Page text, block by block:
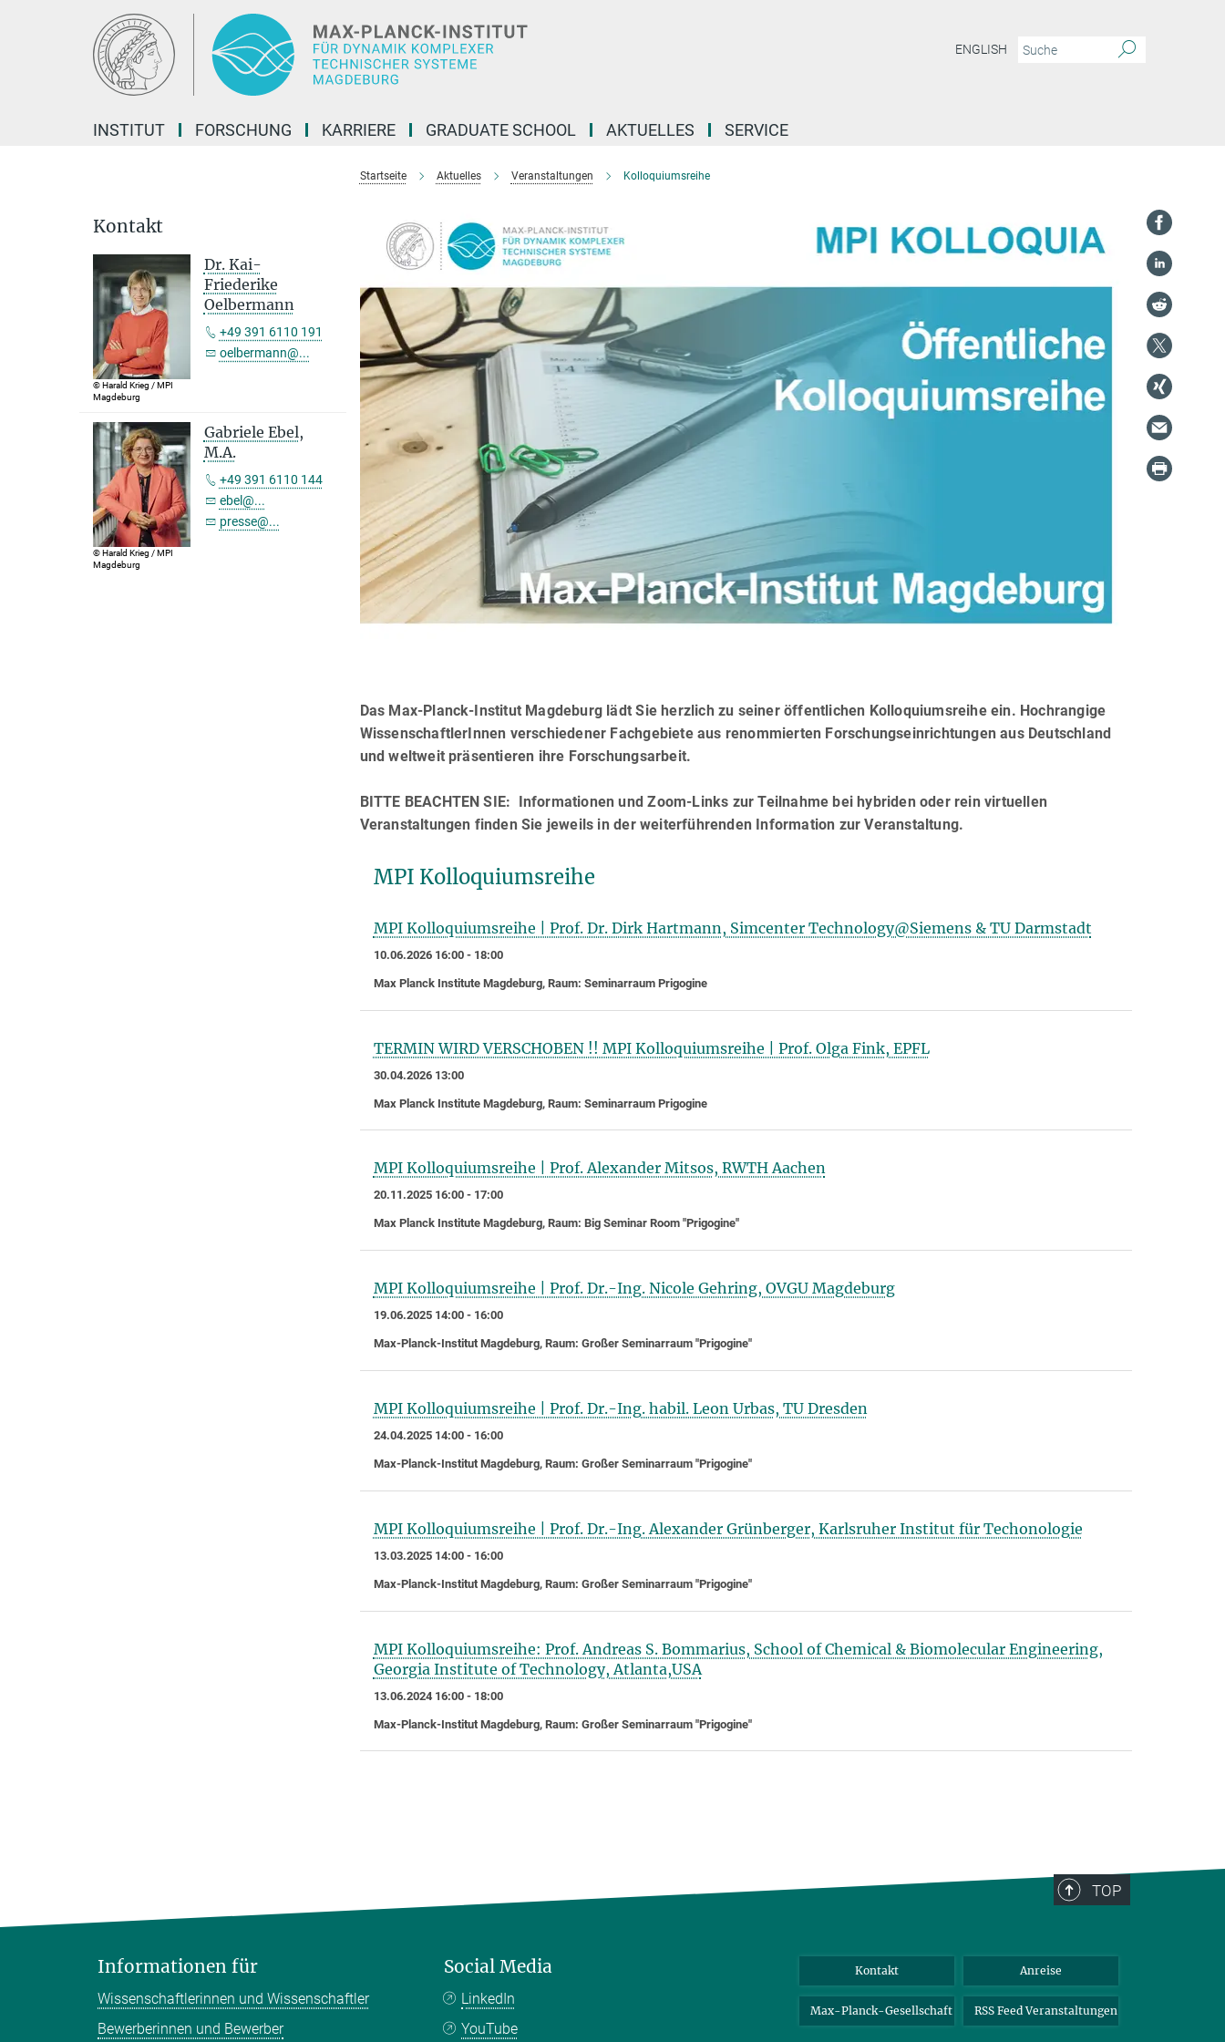
ENGLISH
INSTITUT FORSCHUNG KARRIERE GRADUATE SCHOOL AKTUELLES SERVICE
Startseite Aktuelles Veranstaltungen Kolloquiumsreihe
Das Max-Planck-Institut Magdeburg lädt Sie herzlich zu seiner öffentlichen Kolloquiumsreihe ein. Hochrangige
WissenschaftlerInnen verschiedener Fachgebiete aus renommierten Forschungseinrichtungen aus Deutschland
und weltweit präsentieren ihre Forschungsarbeit.
BITTE BEACHTEN SIE: Informationen und Zoom-Links zur Teilnahme bei hybriden oder rein virtuellen
Veranstaltungen finden Sie jeweils in der weiterführenden Information zur Veranstaltung.
MPI Kolloquiumsreihe
MPI Kolloquiumsreihe | Prof. Dr. Dirk Hartmann, Simcenter Technology@Siemens & TU Darmstadt
10.06.2026 16:00 - 18:00
Max Planck Institute Magdeburg, Raum: Seminarraum Prigogine
TERMIN WIRD VERSCHOBEN !! MPI Kolloquiumsreihe | Prof. Olga Fink, EPFL
30.04.2026 13:00
Max Planck Institute Magdeburg, Raum: Seminarraum Prigogine
MPI Kolloquiumsreihe | Prof. Alexander Mitsos, RWTH Aachen
20.11.2025 16:00 - 17:00
Max Planck Institute Magdeburg, Raum: Big Seminar Room "Prigogine"
MPI Kolloquiumsreihe | Prof. Dr.-Ing. Nicole Gehring, OVGU Magdeburg
19.06.2025 14:00 - 16:00
Max-Planck-Institut Magdeburg, Raum: Großer Seminarraum "Prigogine"
MPI Kolloquiumsreihe | Prof. Dr.-Ing. habil. Leon Urbas, TU Dresden
24.04.2025 14:00 - 16:00
Max-Planck-Institut Magdeburg, Raum: Großer Seminarraum "Prigogine"
MPI Kolloquiumsreihe | Prof. Dr.-Ing. Alexander Grünberger, Karlsruher Institut für Techonologie
13.03.2025 14:00 - 16:00
Max-Planck-Institut Magdeburg, Raum: Großer Seminarraum "Prigogine"
MPI Kolloquiumsreihe: Prof. Andreas S. Bommarius, School of Chemical & Biomolecular Engineering,
Georgia Institute of Technology, Atlanta,USA
13.06.2024 16:00 - 18:00
Max-Planck-Institut Magdeburg, Raum: Großer Seminarraum "Prigogine"
Kontakt
© Harald Krieg / MPI
Magdeburg
Dr. Kai-
Friederike
Oelbermann
+49 391 6110 191
oelbermann@...
© Harald Krieg / MPI
Magdeburg
Gabriele Ebel,
M.A.
+49 391 6110 144
ebel@...
presse@...
TOP
Informationen für
Wissenschaftlerinnen und Wissenschaftler
Bewerberinnen und Bewerber
Social Media
LinkedIn
YouTube
Kontakt Anreise
Max-Planck-Gesellschaft RSS Feed Veranstaltungen